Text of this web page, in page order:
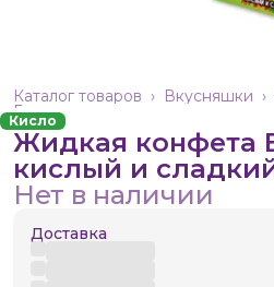
Вкусняшки ›
Каталог товаров ›
Главная
Кисло
Жидкая конфета
кислый и
Нет в наличии
Доставка